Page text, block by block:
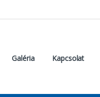
Galéria Kapcsolat